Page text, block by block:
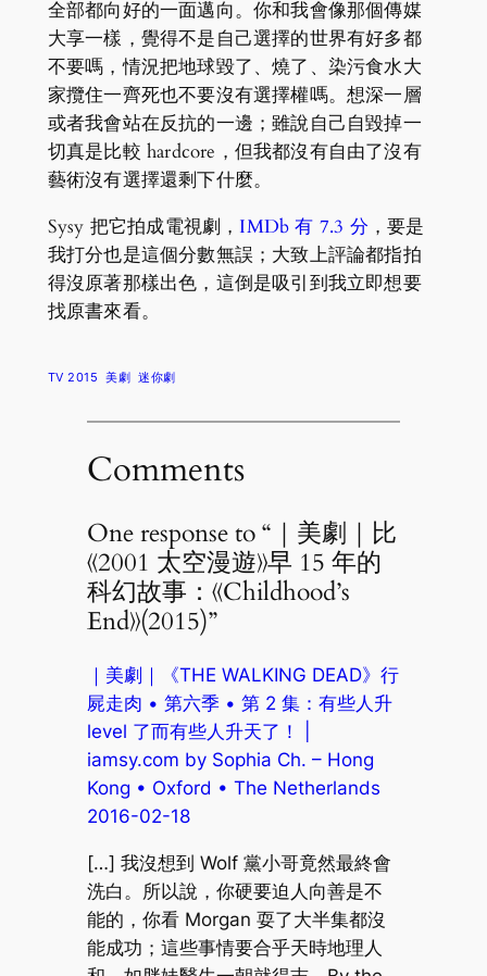
全部都向好的一面邁向。你和我會像那個傳媒
大享一樣，覺得不是自己選擇的世界有好多都
不要嗎，情況把地球毀了、燒了、染污食水大
家攬住一齊死也不要沒有選擇權嗎。想深一層
或者我會站在反抗的一邊；雖說自己自毀掉一
切真是比較 hardcore，但我都沒有自由了沒有
藝術沒有選擇還剩下什麼。
Sysy 把它拍成電視劇， IMDb 有 7.3 分 ，要是
我打分也是這個分數無誤；大致上評論都指拍
得沒原著那樣出色，這倒是吸引到我立即想要
找原書來看。
TV 2015 美劇 迷你劇
Comments
One response to “｜美劇｜比
《2001 太空漫遊》早 15 年的
科幻故事：《Childhood’s
End》(2015)”
｜美劇｜《THE WALKING DEAD》行
屍走肉 • 第六季 • 第 2 集：有些人升
level 了而有些人升天了！ |
iamsy.com by Sophia Ch. – Hong
Kong • Oxford • The Netherlands
2016-02-18
[…] 我沒想到 Wolf 黨小哥竟然最終會
洗白。所以說，你硬要迫人向善是不
能的，你看 Morgan 耍了大半集都沒
能成功；這些事情要合乎天時地理人